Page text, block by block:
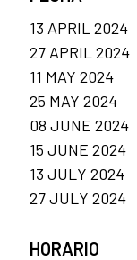
13 APRIL 2024
27 APRIL 2024
11 MAY 2024
25 MAY 2024
08 JUNE 2024
15 JUNE 2024
13 JULY 2024
27 JULY 2024
HORARIO